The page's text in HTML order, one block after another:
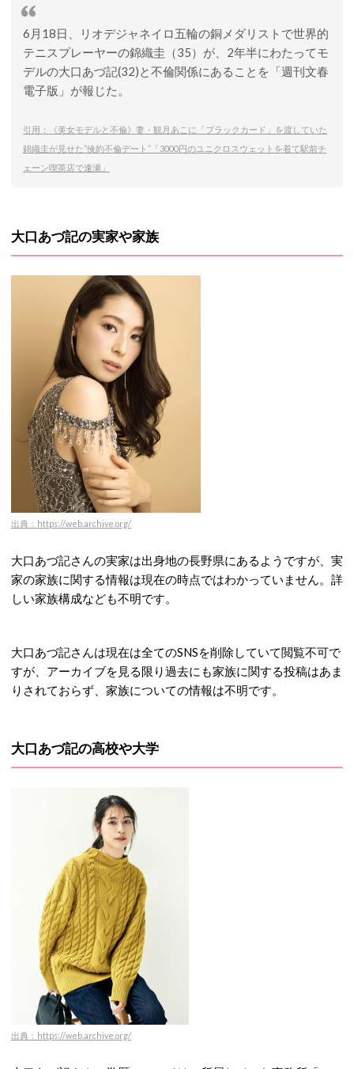
6月18日、リオデジャネイロ五輪の銅メダリストで世界的
テニスプレーヤーの錦織圭（35）が、2年半にわたってモ
デルの大口あづ記(32)と不倫関係にあることを「週刊文春
電子版」が報じた。
引用：《美女モデルと不倫》妻・観月あこに「ブラックカード」を渡していた
錦織圭が見せた“倹約不倫デート”「3000円のユニクロスウェットを着て駅前チ
ェーン喫茶店で逢瀬」
大口あづ記の実家や家族
出典：https://web.archive.org/
大口あづ記さんの実家は出身地の長野県にあるようですが、実
家の家族に関する情報は現在の時点ではわかっていません。詳
しい家族構成なども不明です。
大口あづ記さんは現在は全てのSNSを削除していて閲覧不可で
すが、アーカイブを見る限り過去にも家族に関する投稿はあま
りされておらず、家族についての情報は不明です。
大口あづ記の高校や大学
出典：https://web.archive.org/